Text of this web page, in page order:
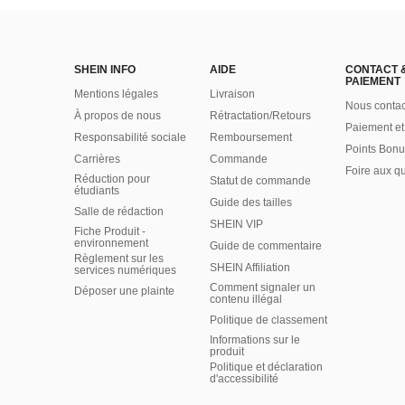
SHEIN INFO
Mentions légales
À propos de nous
Responsabilité sociale
Carrières
Réduction pour
étudiants
Salle de rédaction
Fiche Produit -
environnement
Règlement sur les
services numériques
Déposer une plainte
AIDE
Livraison
Rétractation/Retours
Remboursement
Commande
Statut de commande
Guide des tailles
SHEIN VIP
Guide de commentaire
SHEIN Affiliation
Comment signaler un
contenu illégal
Politique de classement
Informations sur le
produit
Politique et déclaration
d'accessibilité
CONTACT
PAIEMENT
Nous
Paiement
Points
Foire aux